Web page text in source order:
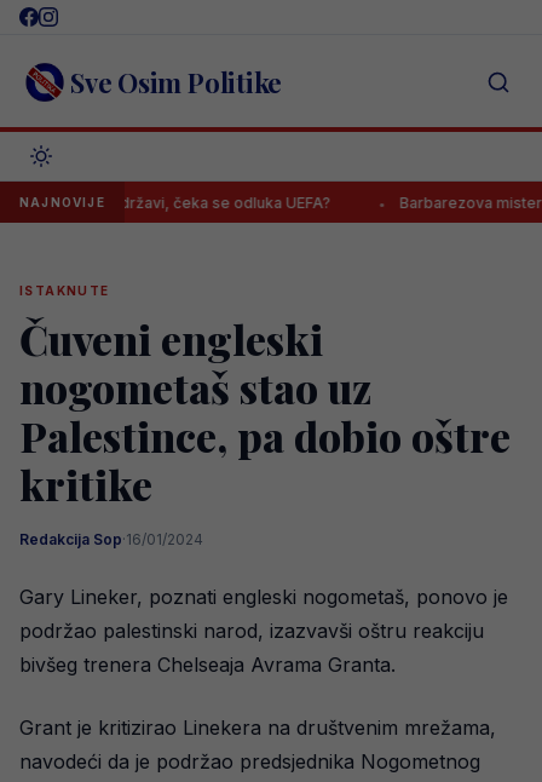
Skip
content Sve Osim Politike
NAJNOVIJE
paradržavi, čeka se odluka UEFA? Barbarezova misteriozna
ISTAKNUTE
Čuveni engleski
nogometaš stao uz
Palestince, pa dobio oštre
kritike
Redakcija Sop·16/01/2024
Gary Lineker, poznati engleski nogometaš, ponovo je
podržao palestinski narod, izazvavši oštru reakciju
bivšeg trenera Chelseaja Avrama Granta.
Grant je kritizirao Linekera na društvenim mrežama,
navodeći da je podržao predsjednika Nogometnog